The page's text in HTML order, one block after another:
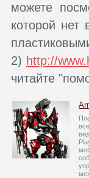
можете
которой нет
2) http://
читайте